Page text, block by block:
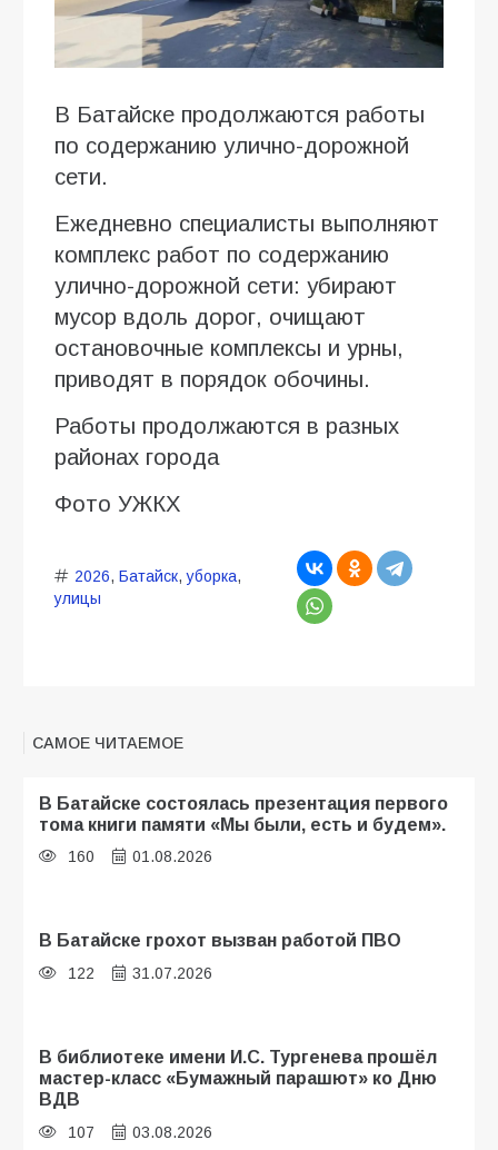
В Батайске продолжаются работы
по содержанию улично-дорожной
сети.
Ежедневно специалисты выполняют
комплекс работ по содержанию
улично-дорожной сети: убирают
мусор вдоль дорог, очищают
остановочные комплексы и урны,
приводят в порядок обочины.
Работы продолжаются в разных
районах города
Фото УЖКХ
2026, Батайск,уборка,
улицы
САМОЕ ЧИТАЕМОЕ
В Батайске состоялась презентация первого
тома книги памяти «Мы были, есть и будем».
160 01.08.2026
В Батайске грохот вызван работой ПВО
122 31.07.2026
В библиотеке имени И.С. Тургенева прошёл
мастер-класс «Бумажный парашют» ко Дню
ВДВ
107 03.08.2026